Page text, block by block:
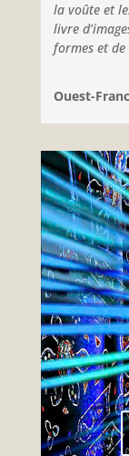
la voûte et
livre
formes et de
Ouest-